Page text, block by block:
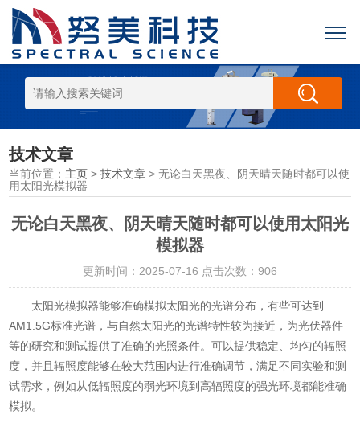
技术文章
当前位置： 主页 >技术文章 > 无论白天黑夜、阴天晴天随时都可以使
用太阳光模拟器
无论白天黑夜、阴天晴天随时都可以使用太阳光
模拟器
更新时间：2025-07-16 点击次数：906
太阳光模拟器能够准确模拟太阳光的光谱分布，有些可达到
AM1.5G标准光谱，与自然太阳光的光谱特性较为接近，为光伏器件
等的研究和测试提供了准确的光照条件。可以提供稳定、均匀的辐照
度，并且辐照度能够在较大范围内进行准确调节，满足不同实验和测
试需求，例如从低辐照度的弱光环境到高辐照度的强光环境都能准确
模拟。